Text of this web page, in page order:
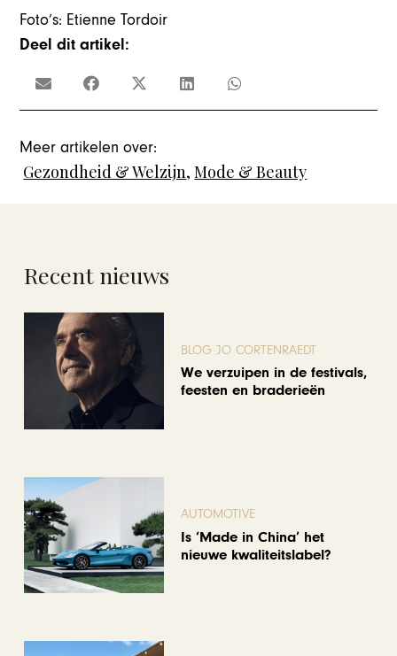
Foto’s: Etienne Tordoir
Deel dit artikel:
Meer artikelen over:
Gezondheid & Welzijn,Mode & Beauty
Recent nieuws
BLOG JO CORTENRAEDT
We verzuipen in de festivals,
feesten en braderieën
AUTOMOTIVE
Is ‘Made in China’ het
nieuwe kwaliteitslabel?